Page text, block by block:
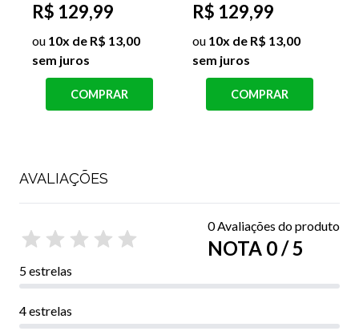
R$ 119,99
ou 10x de R$ 12,00
sem juros
COMPRAR
JOSIANE
R$ 99,99
ou10x de R$ 10,00
sem juros
COMPRAR
AVALIAÇÕES
0 Avaliações do produto
NOTA 0 / 5
5 estrelas
4 estrelas